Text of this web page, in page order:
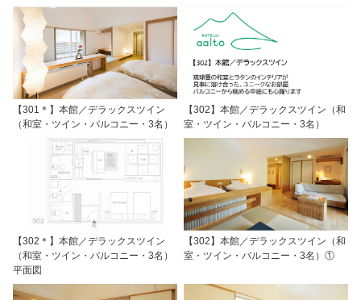
【301＊】本館／デラックスツイン
（和室・ツイン・バルコニー・3名）
【302】本館／デラックスツイン（和
室・ツイン・バルコニー・3名）
【302＊】本館／デラックスツイン
（和室・ツイン・バルコニー・3名）
平面図
【302】本館／デラックスツイン（和
室・ツイン・バルコニー・3名）①